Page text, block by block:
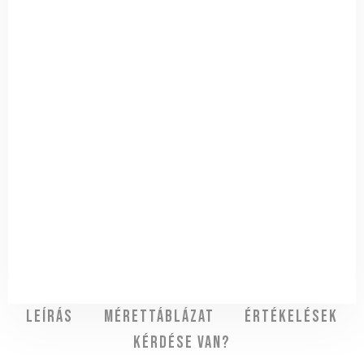
Leírás Mérettáblázat
Értékelések
Kérdése van?